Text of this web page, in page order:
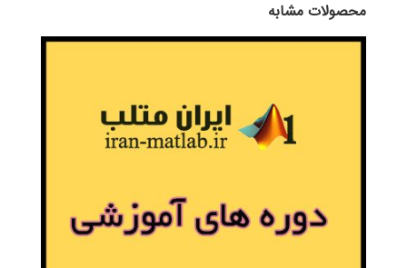
محصولات مشابه